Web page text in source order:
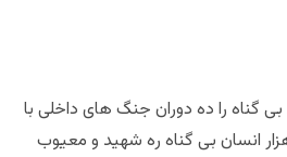
بی گناه را ده دوران جنگ های داخلی با
انسان بی گناه ره شهید و معیوب